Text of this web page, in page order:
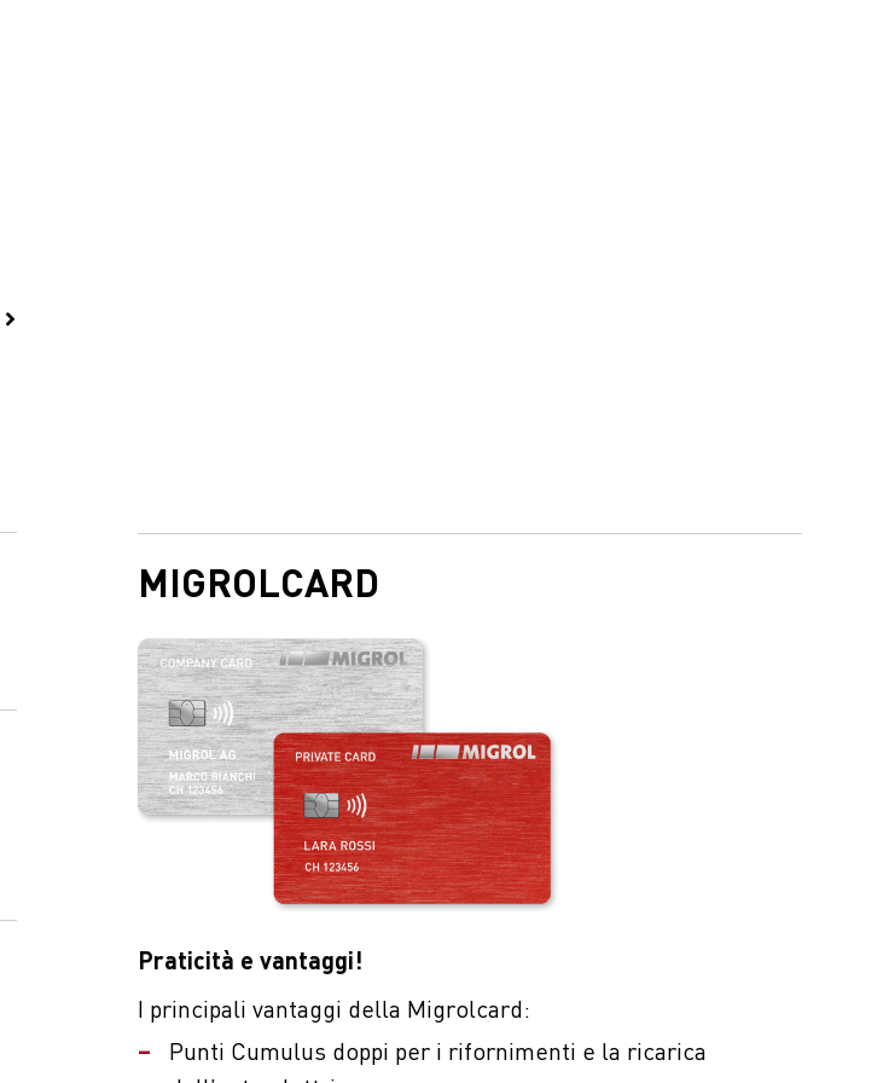
MIGROLCARD
Praticità e vantaggi!
I principali vantaggi della Migrolcard:
Punti Cumulus doppi per i rifornimenti e la ricarica